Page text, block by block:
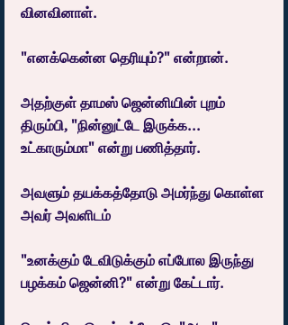
வினவினாள்.
"எனக்கென்ன தெரியும்?" என்றான்.
அதற்குள் தாமஸ் ஜென்னியின் புறம்
திரும்பி, "நின்னுட்டே இருக்க...
உட்காரும்மா" என்று பணித்தார்.
அவளும் தயக்கத்தோடு அமர்ந்து கொள்ள
அவர் அவளிடம்
"உனக்கும் டேவிடுக்கும் எப்போல இருந்து
பழக்கம் ஜென்னி?" என்று கேட்டார்.